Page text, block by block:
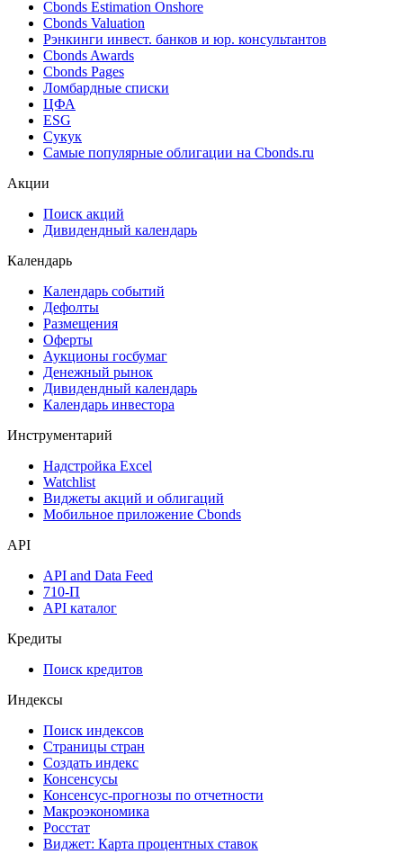
Cbonds Estimation Onshore
Cbonds Valuation
Рэнкинги инвест. банков и юр. консультантов
Cbonds Awards
Cbonds Pages
Ломбардные списки
ЦФА
ESG
Сукук
Самые популярные облигации на Cbonds.ru
Акции
Поиск акций
Дивидендный календарь
Календарь
Календарь событий
Дефолты
Размещения
Оферты
Аукционы госбумаг
Денежный рынок
Дивидендный календарь
Календарь инвестора
Инструментарий
Надстройка Excel
Watchlist
Виджеты акций и облигаций
Мобильное приложение Cbonds
API
API and Data Feed
710-П
API каталог
Кредиты
Поиск кредитов
Индексы
Поиск индексов
Страницы стран
Создать индекс
Консенсусы
Консенсус-прогнозы по отчетности
Макроэкономика
Росстат
Виджет: Карта процентных ставок